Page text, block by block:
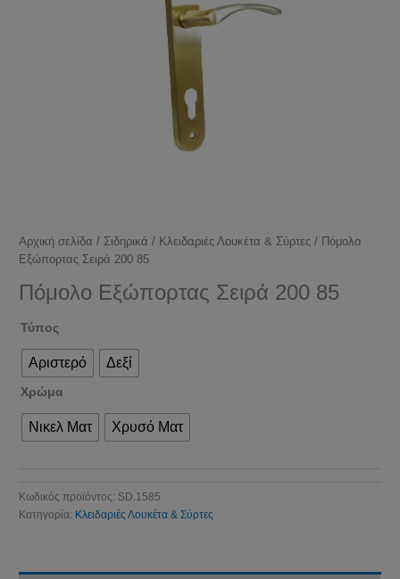
Αρχική σελίδα / Σιδηρικά / Κλειδαριές Λουκέτα & Σύρτες / Πόμολο
Εξώπορτας Σειρά 200 85
Πόμολο Εξώπορτας Σειρά 200 85
Τύπος
Αριστερό Δεξί
Χρώμα
Νικελ Ματ Χρυσό Ματ
Κωδικός προϊόντος: SD.1585
Κατηγορία: Κλειδαριές Λουκέτα & Σύρτες